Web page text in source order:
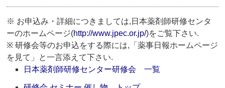
※ お申込み・詳細につきましては,日本薬剤師研修センタ
ーのホームページ(http://www.jpec.or.jp/)をご覧下さい.
※ 研修会等のお申込をする際には,「薬事日報ホームページ
を見て」と一言添えて下さい.
日本薬剤師研修センター研修会 一覧